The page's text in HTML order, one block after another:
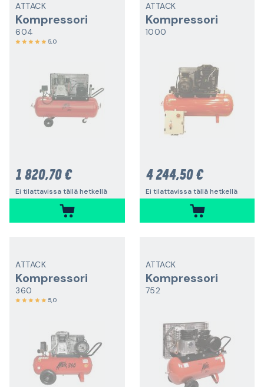
ATTACK
Kompressori
604
5,0
1 820,70 €
Ei tilattavissa tällä hetkellä
ATTACK
Kompressori
1000
4 244,50 €
Ei tilattavissa tällä hetkellä
ATTACK
Kompressori
360
5,0
ATTACK
Kompressori
752